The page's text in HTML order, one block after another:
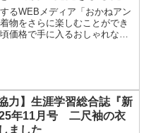
るWEBメディア「おかねアン
物をさらに楽しむことができ
価格で手に入るおしゃれな女
力】生涯学習総合誌『新
年11月号 二尺袖の衣
ました